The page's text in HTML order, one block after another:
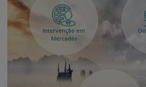
PAGAMENTOS
APOIO AO BENEFICIÁRIO
Intervenção em
Mercados